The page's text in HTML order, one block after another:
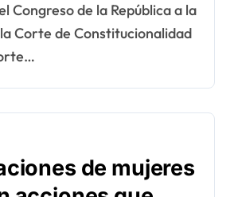
Corte de Constitucionalidad
de mujeres